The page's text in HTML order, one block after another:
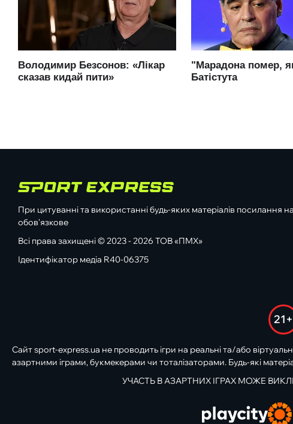
При цитуванні та використанні будь-яких матеріалів посилання
обов'язкове
Всі права захищені © 2023 - 2026 ТОВ «ПМХ»
Ідентифікатор медіа R40-06375
21+
Сайт sport-express.ua не проводить ігри на реальні та/або
азартними іграми, букмекерами чи тоталізаторами. Будь-які
УЧАСТЬ В АЗАРТНИХ ІГРАХ МОЖЕ